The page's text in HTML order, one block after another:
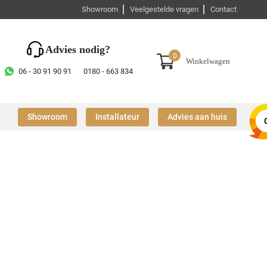
Showroom Veelgestelde vragen Contact
Advies nodig?
06 - 30 91 90 91 0180 - 663 834
0
Winkelwagen
Showroom Installateur Advies aan huis